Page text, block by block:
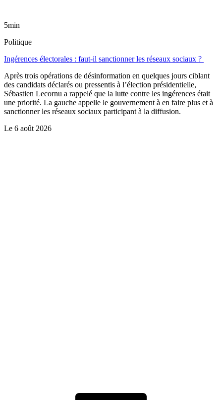
5min
Politique
Ingérences électorales : faut-il sanctionner les réseaux sociaux ?
Après trois opérations de désinformation en quelques jours ciblant
des candidats déclarés ou pressentis à l’élection présidentielle,
Sébastien Lecornu a rappelé que la lutte contre les ingérences était
une priorité. La gauche appelle le gouvernement à en faire plus et à
sanctionner les réseaux sociaux participant à la diffusion.
Le 6 août 2026